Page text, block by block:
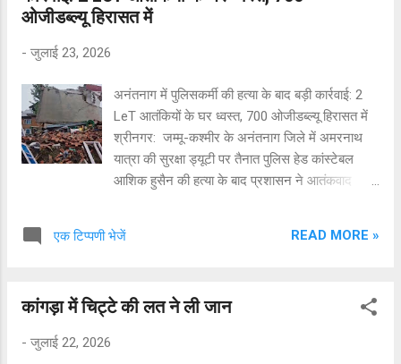
माता ने सागर को कई बार फोन किया, लेकिन उसने कॉल
भवानी घर पहुँचा तो मेन दरवाजा खुला था और अंदर सागर
का फोन बज रहा था। शक होने पर जब देखा गया तो अंदर
कमरे का दरवाजा बंद था। अनहोनी की आशंका के चलते
जब दरवाजा तोड़ा गया तो सागर अंदर पंखे से लटका हुआ
पाया गया। अस्पताल पहुँचने से पह...
ओजीडब्ल्यू हिरासत में
- जुलाई 23, 2026
अनंतनाग में पुलिसकर्मी की हत्या के बाद बड़ी कार्रवाई: 2
LeT आतंकियों के घर ध्वस्त, 700 ओजीडब्ल्यू हिरासत में
श्रीनगर: जम्मू-कश्मीर के अनंतनाग जिले में अमरनाथ
यात्रा की सुरक्षा ड्यूटी पर तैनात पुलिस हेड कांस्टेबल
आशिक हुसैन की हत्या के बाद प्रशासन ने आतंकवाद
त्वरित कार्रवाई करते हुए लश्कर-ए-तैयबा (LeT) से जुड़े दो
700 संदिग्धों को हिरासत में लिया गया है। प्रमुख बिंदु:
एक टिप्पणी भेजें READ MORE »
कांगड़ा में चिट्टे की लत ने ली जान
- जुलाई 22, 2026